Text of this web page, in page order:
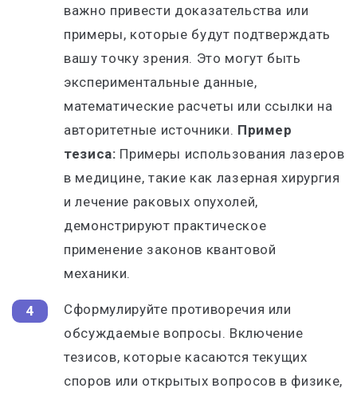
важно привести доказательства или
примеры, которые будут подтверждать
вашу точку зрения. Это могут быть
экспериментальные данные,
математические расчеты или ссылки на
авторитетные источники. Пример
тезиса: Примеры использования лазеров
в медицине, такие как лазерная хирургия
и лечение раковых опухолей,
демонстрируют практическое
применение законов квантовой
механики.
Сформулируйте противоречия или
обсуждаемые вопросы. Включение
тезисов, которые касаются текущих
споров или открытых вопросов в физике,